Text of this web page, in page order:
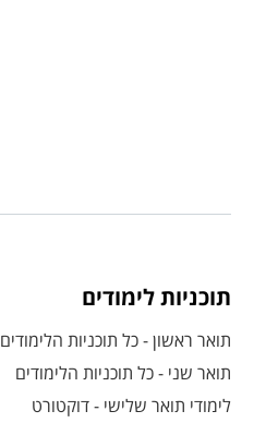
תוכניות לימודים
תואר ראשון - כל תוכניות הלימודים
תואר שני - כל תוכניות הלימודים
לימודי תואר שלישי - דוקטורט